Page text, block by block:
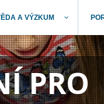
A VÝZKUM
PRO